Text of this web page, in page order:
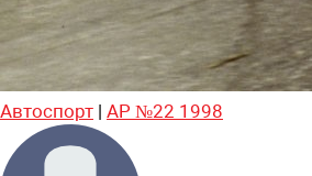
Автоспорт | АР №22 1998